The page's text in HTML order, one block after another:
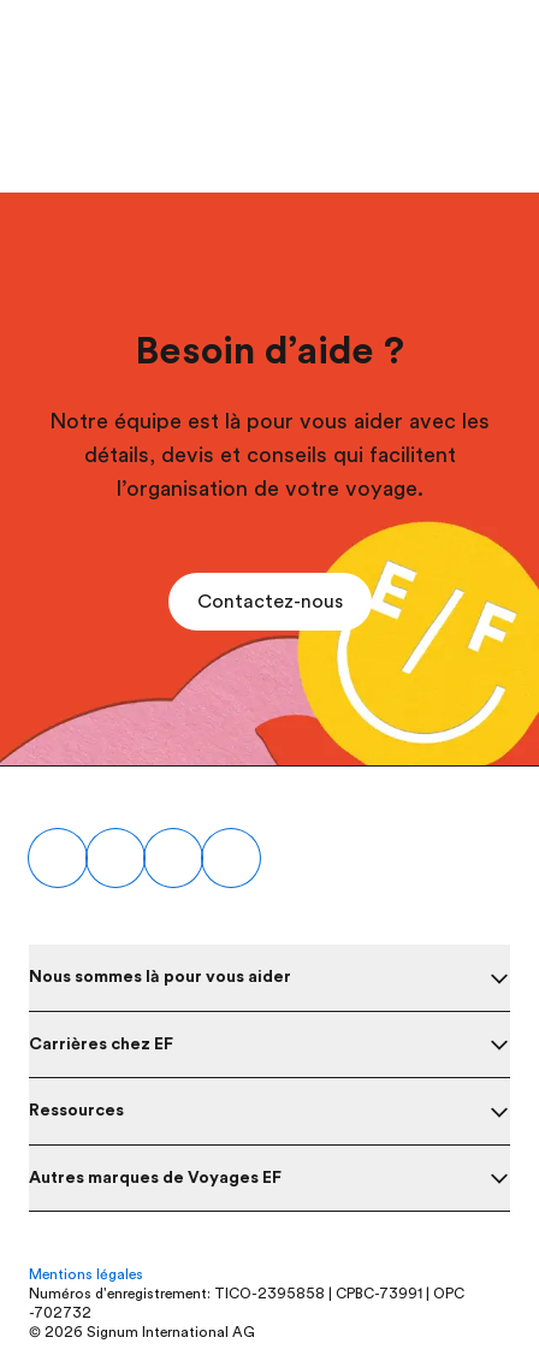
Besoin d’aide ?
Notre équipe est là pour vous aider avec les
détails, devis et conseils qui facilitent
l’organisation de votre voyage.
Contactez-nous
Nous sommes là pour vous aider
Carrières chez EF
Ressources
Autres marques de Voyages EF
Mentions légales
Numéros d'enregistrement: TICO-2395858 | CPBC-73991 | OPC
-702732
© 2026 Signum International AG